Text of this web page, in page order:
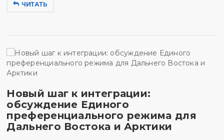
ЧИТАТЬ
Новый шаг к интеграции:
обсуждение Единого
преференциального режима для
Дальнего Востока и Арктики